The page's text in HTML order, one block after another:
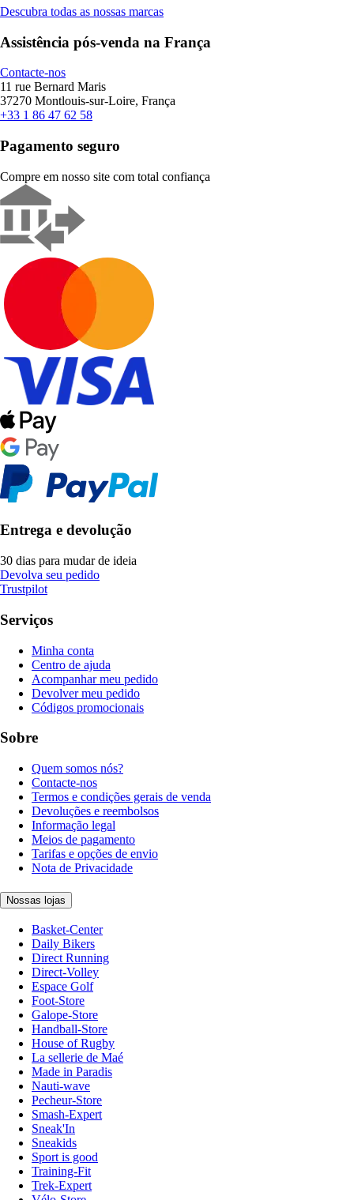
Descubra todas as nossas marcas
Assistência pós-venda na França
Contacte-nos
11 rue Bernard Maris
37270 Montlouis-sur-Loire, França
+33 1 86 47 62 58
Pagamento seguro
Compre em nosso site com total confiança
Entrega e devolução
30 dias para mudar de ideia
Devolva seu pedido
Trustpilot
Serviços
Minha conta
Centro de ajuda
Acompanhar meu pedido
Devolver meu pedido
Códigos promocionais
Sobre
Quem somos nós?
Contacte-nos
Termos e condições gerais de venda
Devoluções e reembolsos
Informação legal
Meios de pagamento
Tarifas e opções de envio
Nota de Privacidade
Nossas lojas
Basket-Center
Daily Bikers
Direct Running
Direct-Volley
Espace Golf
Foot-Store
Galope-Store
Handball-Store
House of Rugby
La sellerie de Maé
Made in Paradis
Nauti-wave
Pecheur-Store
Smash-Expert
Sneak'In
Sneakids
Sport is good
Training-Fit
Trek-Expert